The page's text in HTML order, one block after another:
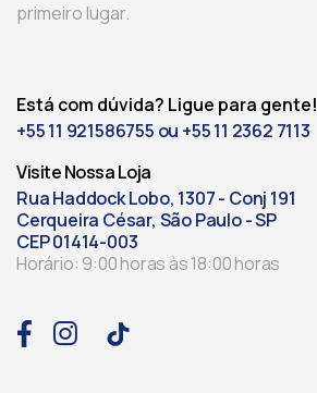
primeiro lugar.
Está com dúvida? Ligue para gente!
+55 11 921586755 ou +55 11 2362 7113
Visite Nossa Loja
Rua Haddock Lobo, 1307 - Conj 191
Cerqueira César, São Paulo - SP
CEP 01414-003
Horário: 9:00 horas às 18:00 horas